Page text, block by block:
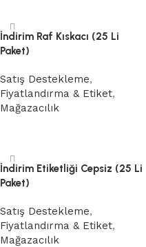
İndirim Raf Kıskacı (25 Li
Paket)
Satış Destekleme,
Fiyatlandırma & Etiket,
Mağazacılık
İndirim Etiketliği Cepsiz (25 Li
Paket)
Satış Destekleme,
Fiyatlandırma & Etiket,
Mağazacılık